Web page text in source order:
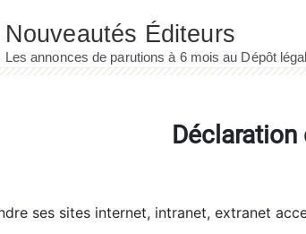
ses sites internet, intranet, extranet